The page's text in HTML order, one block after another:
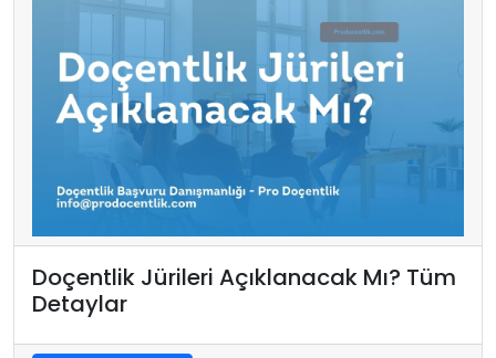
Doçentlik Jürileri Açıklanacak Mı? Tüm
Detaylar